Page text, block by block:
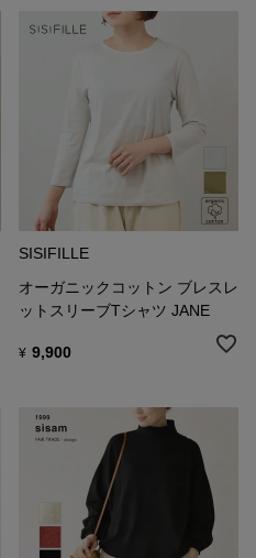
SISIFILLE
オーガニックコットン ブレスレ
ットスリーブTシャツ JANE
¥ 9,900